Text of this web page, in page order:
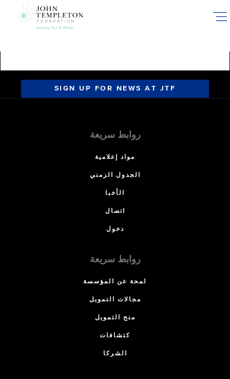
SIGN UP FOR NEWS AT JTF
روابط سريعة
مواد إعلامية
الجدول الزمني
الأخبا
اتصال
دخول
روابط سريعة
لمحة عن المؤسسة
مجالات التمويل
منح التمويل
كتشافات
الشركا